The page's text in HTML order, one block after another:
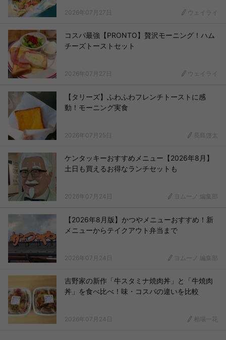
2026年07月27日 ウェイライ
コスパ最強【PRONTO】贅沢モーニング！ハム
チーズトーストセット
2026年07月27日 ウェイライ
【タリーズ】ふわふわフレンチトーストに感
動！モーニング実食
2026年07月25日 長島啓太
ケンタッキーおすすめメニュー【2026年8月】
土日も買えるお得なランチセットも
2026年07月24日 ヨムーノ 編集部
【2026年8月版】かつやメニューおすすめ！新
メニューからテイクアウト弁当まで
2026年07月24日 ヨムーノ 編集部
吉野家の新作「牛スタミナ焼肉丼」と「牛焼肉
丼」を食べ比べ！味・コスパの違いを比較
2026年07月24日 相場一花